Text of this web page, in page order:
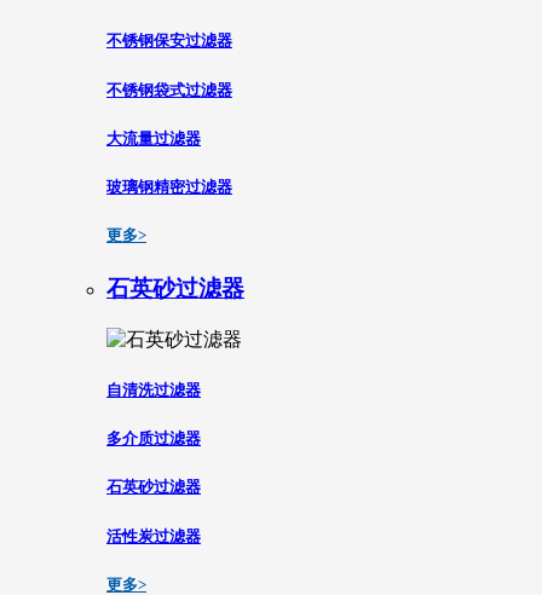
不锈钢保安过滤器
不锈钢袋式过滤器
大流量过滤器
玻璃钢精密过滤器
更多>
石英砂过滤器
自清洗过滤器
多介质过滤器
石英砂过滤器
活性炭过滤器
更多>